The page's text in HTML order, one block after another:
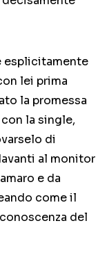
esplicitamente
lei prima
la promessa
la single,
di
al monitor
e da
come il
del